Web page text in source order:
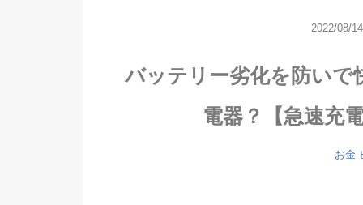
2022/08/14
バッテリー劣化を防いで
電器？【急速充
お金